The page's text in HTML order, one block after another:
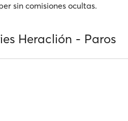
sin comisiones ocultas.
Heraclión - Paros